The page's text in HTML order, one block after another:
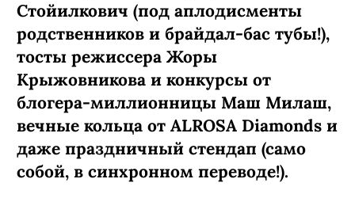
Стойилкович (под аплодисменты
родственников и брайдал-бас тубы!),
тосты режиссера Жоры
Крыжовникова и конкурсы от
блогера-миллионницы Маш Милаш,
вечные кольца от ALROSA Diamonds и
даже праздничный стендап (само
собой, в синхронном переводе!).